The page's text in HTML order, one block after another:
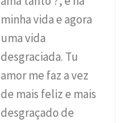
minha vida e agora
uma vida
desgraciada. Tu
amor me faz a vez
de mais feliz e mais
desgraçado de